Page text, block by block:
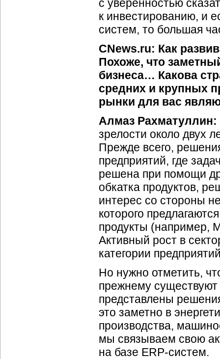
с уверенностью
к инвестированию, и
систем, то большая
CNews.ru: Как
Похоже, что
бизнеса… Какова
средних и крупных
рынки для вас
Алмаз Рахматуллин:
зрелости около двух
Прежде всего,
предприятий, где
решена при помощи
обкатка продуктов,
интерес со стороны
которого
продукты (например,
Активный рост в
категории
Но нужно отметить,
прежнему
представлены
это заметно в
производства,
мы связываем свою
на базе ERP-систем.